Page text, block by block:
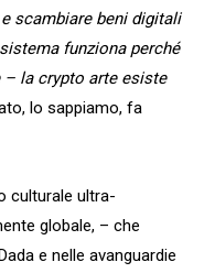
scambiare beni digitali
funziona perché
la crypto arte esiste
lo sappiamo, fa
culturale ultra-
globale, – che
e nelle avanguardie